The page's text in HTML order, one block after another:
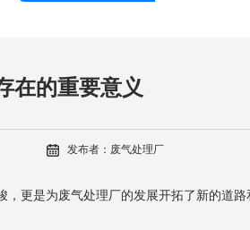
在的重要意义
发布者：废气处理厂
更是为废气处理厂的发展开拓了新的道